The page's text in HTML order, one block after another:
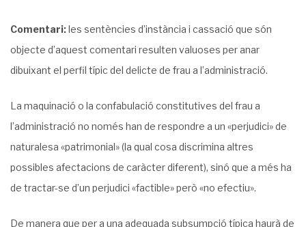
Comentari:les sentències d’instància i cassació que són
objecte d’aquest comentari resulten valuoses per anar
dibuixant el perfil típic del delicte de frau a l’administració.
La maquinació o la confabulació constitutives del frau a
l’administració no només han de respondre a un «perjudici» de
naturalesa «patrimonial» (la qual cosa discrimina altres
possibles afectacions de caràcter diferent), sinó que a més ha
de tractar-se d’un perjudici «factible» però «no efectiu».
De manera que per a una adequada subsumpció típica haurà de